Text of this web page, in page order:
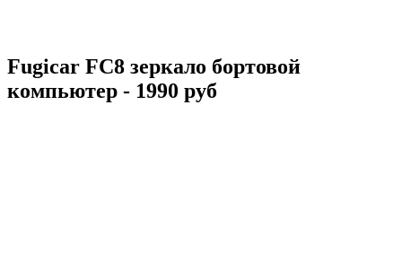
Fugicar FC8 зеркало бортовой
компьютер - 1990 руб